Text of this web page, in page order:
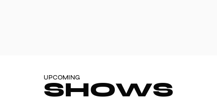
UPCOMING
SHOWS